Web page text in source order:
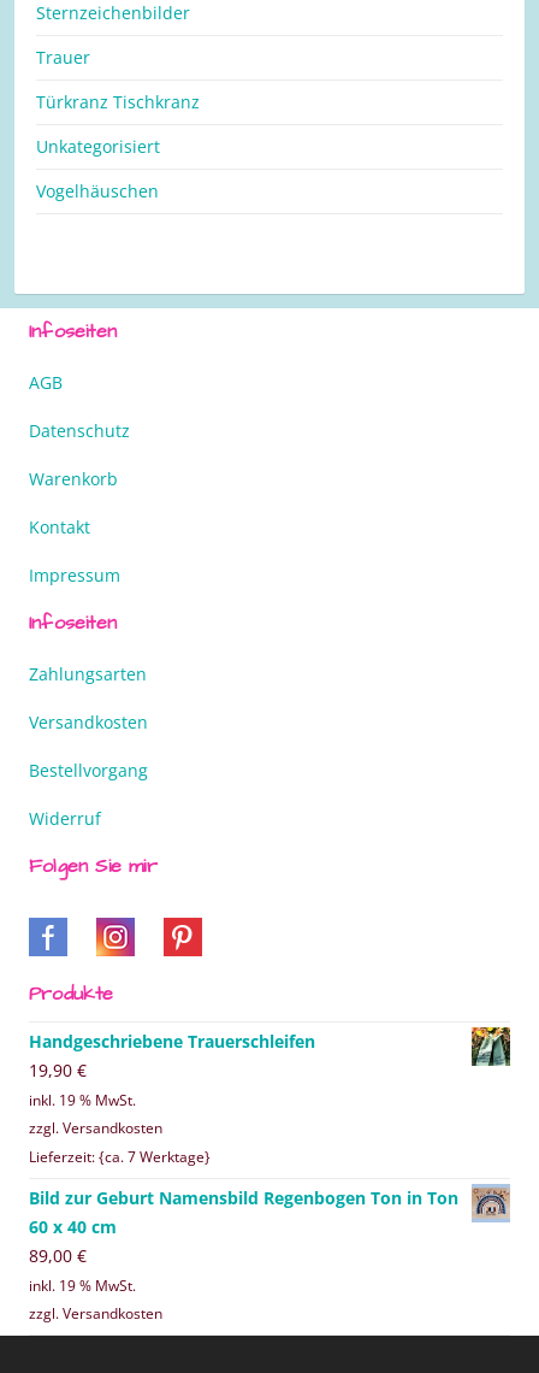
Sternzeichenbilder
Trauer
Türkranz Tischkranz
Unkategorisiert
Vogelhäuschen
Infoseiten
AGB
Datenschutz
Warenkorb
Kontakt
Impressum
Infoseiten
Zahlungsarten
Versandkosten
Bestellvorgang
Widerruf
Folgen Sie mir
Produkte
Handgeschriebene Trauerschleifen
19,90 €
inkl. 19 % MwSt.
zzgl. Versandkosten
Lieferzeit: {ca. 7 Werktage}
Bild zur Geburt Namensbild Regenbogen Ton in Ton
60 x 40 cm
89,00 €
inkl. 19 % MwSt.
zzgl. Versandkosten